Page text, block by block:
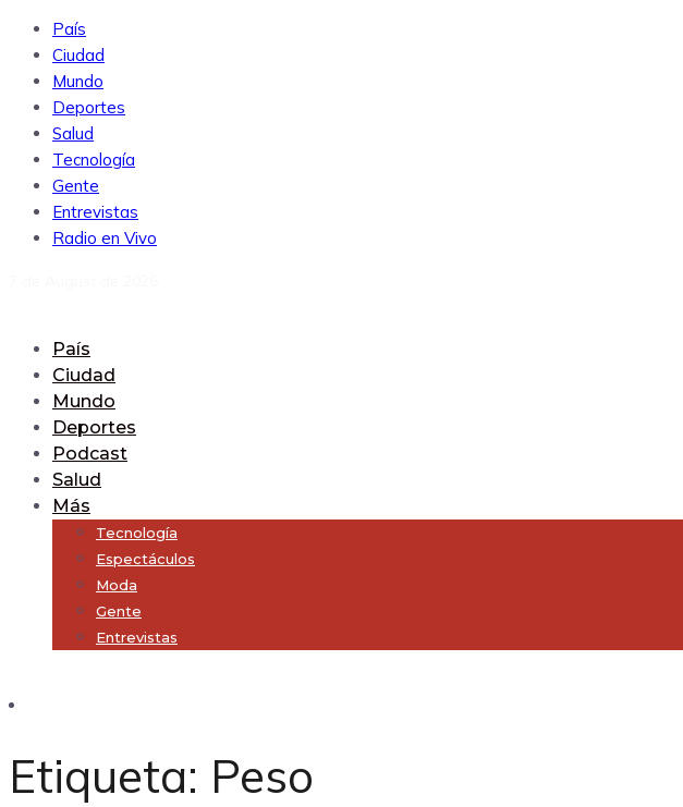
País
Ciudad
Mundo
Deportes
Salud
Tecnología
Gente
Entrevistas
Radio en Vivo
País
Ciudad
Mundo
Deportes
Podcast
Salud
Más
Tecnología
Espectáculos
Moda
Gente
Entrevistas
Etiqueta: Peso